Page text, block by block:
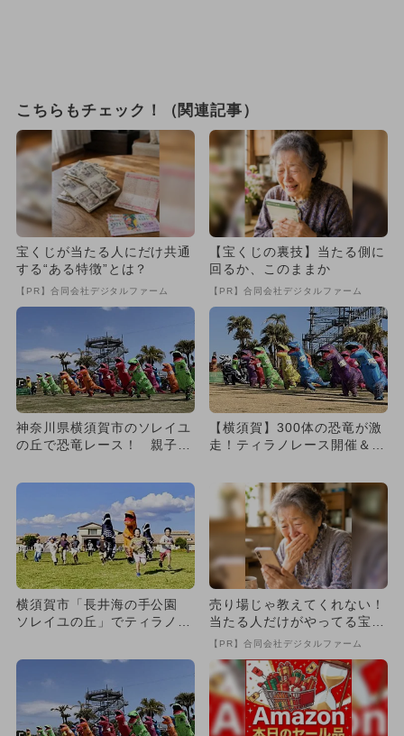
こちらもチェック！（関連記事）
宝くじが当たる人にだけ共通
する“ある特徴”とは？
【PR】合同会社デジタルファーム
【宝くじの裏技】当たる側に
回るか、このままか
【PR】合同会社デジタルファーム
神奈川県横須賀市のソレイユ
の丘で恐竜レース！ 親子で
【横須賀】300体の恐竜が激
走！ティラノレース開催＆没
横須賀市「長井海の手公園
ソレイユの丘」でティラノサ
売り場じゃ教えてくれない！
当たる人だけがやってる宝く
じの習慣
【PR】合同会社デジタルファーム